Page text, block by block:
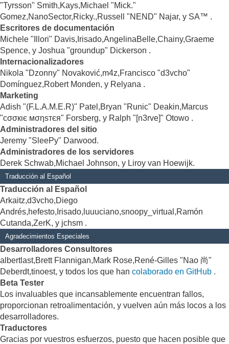
"Tyrsson" Smith,Kays,Michael "Mick."
Gomez,NanoSector,Ricky.,Russell "NEND" Najar, y SA™ .
Escritores de documentación
Michele "Illori" Davis,Irisado,AngelinaBelle,Chainy,Graeme
Spence, y Joshua "groundup" Dickerson .
Internacionalizadores
Nikola "Dzonny" Novaković,m4z,Francisco "d3vcho"
Domínguez,Robert Monden, y Relyana .
Marketing
Adish "(F.L.A.M.E.R)" Patel,Bryan "Runic" Deakin,Marcus
"cσσкιє мσηѕтєя" Forsberg, y Ralph "[n3rve]" Otowo .
Administradores del sitio
Jeremy "SleePy" Darwood.
Administradores de los servidores
Derek Schwab,Michael Johnson, y Liroy van Hoewijk.
Traducción al Español
Traducción al Español
Arkaitz,d3vcho,Diego
Andrés,hefesto,Irisado,luuuciano,snoopy_virtual,Ramón
Cutanda,ZerK, y jchsm .
Agradecimientos Especiales
Desarrolladores Consultores
albertlast,Brett Flannigan,Mark Rose,René-Gilles "Nao 尚"
Deberdt,tinoest, y todos los que han colaborado en GitHub .
Beta Tester
Los invaluables que incansablemente encuentran fallos,
proporcionan retroalimentación, y vuelven aún más locos a los
desarrolladores.
Traductores
Gracias por vuestros esfuerzos, puesto que hacen posible que